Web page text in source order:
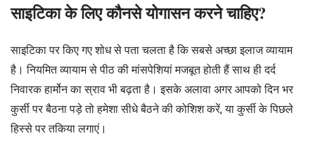
साइटिका के लिए कौनसे योगासन करने चाहिए?
साइटिका पर किए गए शोध से पता चलता है कि सबसे अच्छा इलाज व्यायाम
है। नियमित व्यायाम से पीठ की मांसपेशियां मजबूत होती हैं साथ ही दर्द
निवारक हार्मोन का स्राव भी बढ़ता है। इसके अलावा अगर आपको दिन भर
कुर्सी पर बैठना पड़े तो हमेशा सीधे बैठने की कोशिश करें, या कुर्सी के पिछले
हिस्से पर तकिया लगाएं।